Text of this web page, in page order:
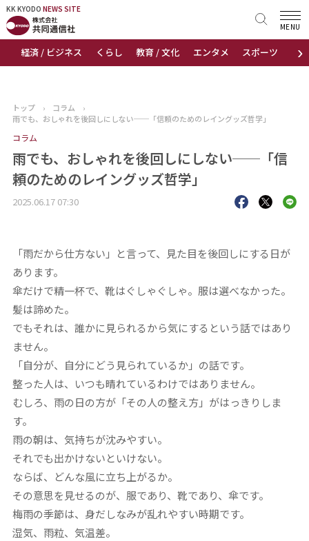
KK KYODO NEWS SITE
›
経済 / ビジネス くらし 教育 / 文化 エンタメ スポーツ 地域
MENU
KK KYODONEWS SITE
トップページ
ニュース
おすすめコンテンツ
出版物
トップ › コラム
›
雨でも、おしゃれを後回しにしない──「信頼のためのレイングッズ哲学」
コラム
雨でも、おしゃれを後回しにしない──「信
頼のためのレイングッズ哲学」
2025.06.17 07:30
「雨だから仕方ない」と言って、見た目を後回しにする日が
あります。
傘だけで精一杯で、靴はぐしゃぐしゃ。服は選べなかった。
髪は諦めた。
でもそれは、誰かに見られるから気にするという話ではあり
ません。
「自分が、自分にどう見られているか」の話です。
整った人は、いつも晴れているわけではありません。
むしろ、雨の日の方が「その人の整え方」がはっきりしま
す。
雨の朝は、気持ちが沈みやすい。
それでも出かけないといけない。
ならば、どんな風に立ち上がるか。
その意思を見せるのが、服であり、靴であり、傘です。
梅雨の季節は、身だしなみが乱れやすい時期です。
湿気、雨粒、気温差。